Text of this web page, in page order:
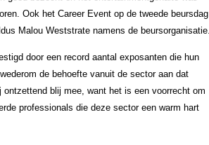
Ook het Career Event op de tweede beursdag
Malou Weststrate namens de beursorganisatie.
door een record aantal exposanten die hun
de behoefte vanuit de sector aan dat
blij mee, want het is een voorrecht om
professionals die deze sector een warm hart